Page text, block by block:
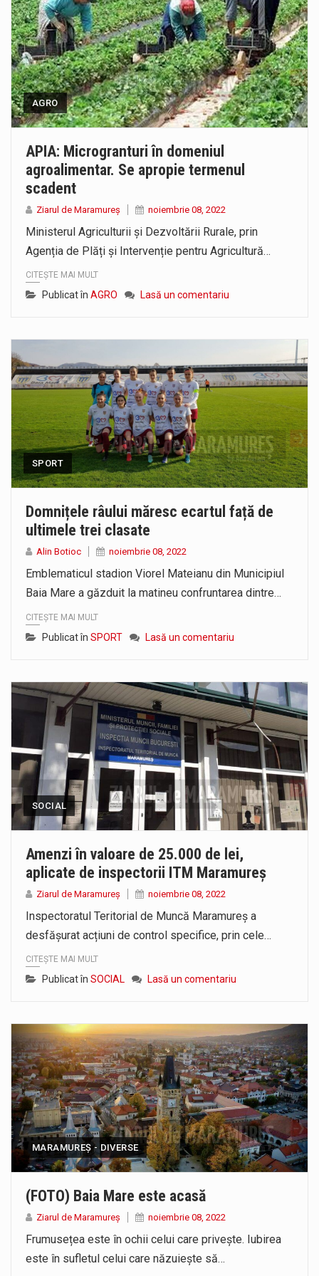
AGRO
APIA: Microgranturi în domeniul
agroalimentar. Se apropie termenul
scadent
Ziarul de Maramureș noiembrie 08, 2022
Ministerul Agriculturii și Dezvoltării Rurale, prin
Agenția de Plăți și Intervenție pentru Agricultură…
CITEȘTE MAI MULT
Publicat în AGRO Lasă un comentariu
SPORT
Domnițele râului măresc ecartul față de
ultimele trei clasate
Alin Botioc noiembrie 08, 2022
Emblematicul stadion Viorel Mateianu din Municipiul
Baia Mare a găzduit la matineu confruntarea dintre…
CITEȘTE MAI MULT
Publicat în SPORT Lasă un comentariu
SOCIAL
Amenzi în valoare de 25.000 de lei,
aplicate de inspectorii ITM Maramureș
Ziarul de Maramureș noiembrie 08, 2022
Inspectoratul Teritorial de Muncă Maramureș a
desfășurat acțiuni de control specifice, prin cele…
CITEȘTE MAI MULT
Publicat în SOCIAL Lasă un comentariu
MARAMUREȘ - DIVERSE
(FOTO) Baia Mare este acasă
Ziarul de Maramureș noiembrie 08, 2022
Frumusețea este în ochii celui care privește. Iubirea
este în sufletul celui care năzuiește să…